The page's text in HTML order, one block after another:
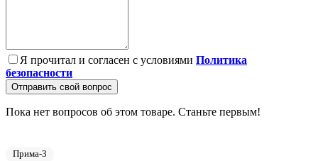
Я прочитал и согласен с условиями Политика
безопасности
Отправить свой вопрос
Пока нет вопросов об этом товаре. Станьте первым!
Прима-3